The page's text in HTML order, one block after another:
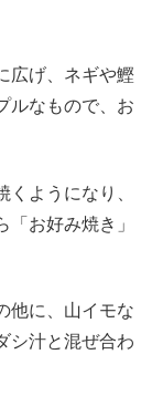
広げ、ネギや鰹
ルなもので、お
ようになり、
お好み焼き」
他に、山イモな
シ汁と混ぜ合わ